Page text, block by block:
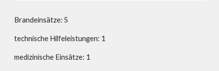
Brandeinsätze: 5
technische Hilfeleistungen: 1
medizinische Einsätze: 1